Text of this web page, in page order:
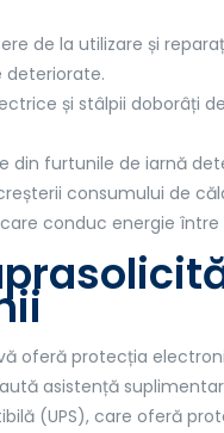
de la utilizare și
deteriorate.
și stâlpii doborâți
din furtunile de iarnă
consumului de
conduc energie între
oferă protecția
asistență
(UPS), care oferă